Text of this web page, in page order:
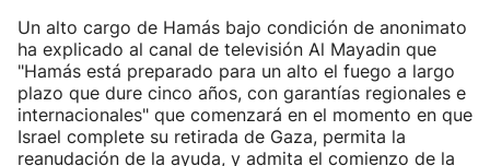
Un alto cargo de Hamás bajo condición de anonimato
ha explicado al canal de televisión Al Mayadin que
"Hamás está preparado para un alto el fuego a largo
plazo que dure cinco años, con garantías regionales e
internacionales" que comenzará en el momento en que
Israel complete su retirada de Gaza, permita la
reanudación de la ayuda, y admita el comienzo de la